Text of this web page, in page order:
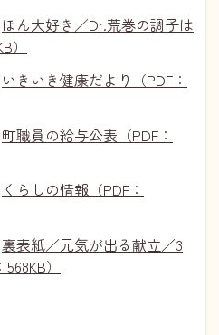
ほん大好き／Dr.荒巻の調子は
）
いきいき健康だより（PDF：
町職員の給与公表（PDF：
くらしの情報（PDF：
裏表紙／元気が出る献立／3
）